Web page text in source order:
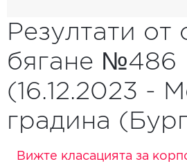
Резултати от
бягане №486
(16.12.2023 -
градина
Вижте класацията за